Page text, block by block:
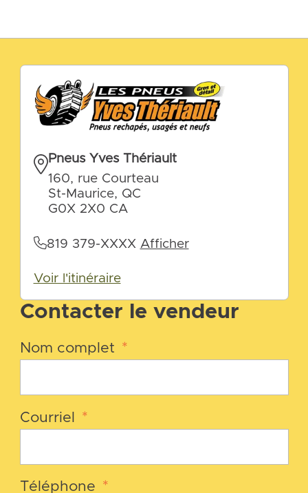
Contacter le vendeur
Nom complet *
Courriel *
Téléphone *
Pneus Yves Thériault
160, rue Courteau
St-Maurice, QC
G0X 2X0 CA
819 379-XXXX Afficher
Voir l'itinéraire